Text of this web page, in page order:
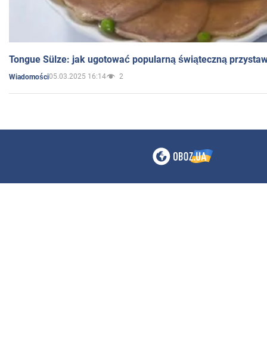
Tongue Sülze: jak ugotować popularną świąteczną
Wiadomości05.03.2025 16:14 2